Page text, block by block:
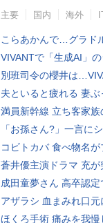
主要 国内 海外
こらあかんで…グラド
VIVANTで「生成AI」
別班司令の櫻井は
夫といると疲れる 妻ぶ
満員新幹線 立ち客家族
「お孫さん?」一言に
コビトカバ 食べ物名が
蒼井優主演ドラマ 充が
成田童夢さん 高卒認定
アザラシ 血まみれ口元
ほくろ手術 痛みを我慢